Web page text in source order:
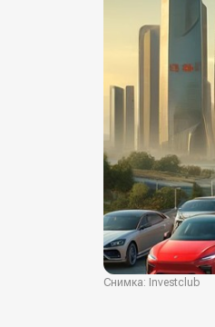
Снимка: Investclub